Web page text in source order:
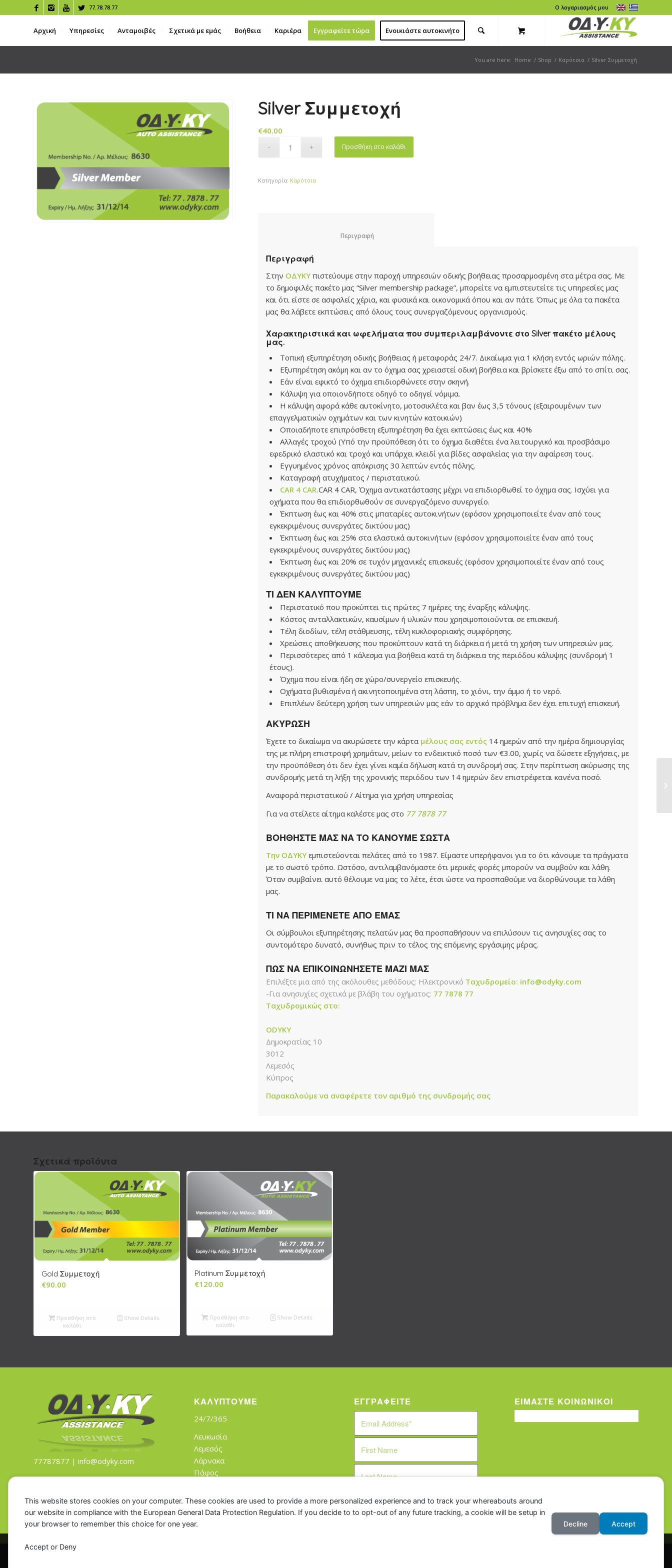
Ο λογαριασμός μου
77.78.78.77
Αρχική Υπηρεσίες Ανταμοιβές Σχετικά με εμάς Βοήθεια Καριέρα Εγγραφείτε τώρα Ενοικιάστε αυτοκινήτο
You are here: Home / Shop / Καρότσια / Silver Συμμετοχή
Silver Συμμετοχή
€40.00
Προσθήκη στο καλάθι
Κατηγορία: Καρότσια
Περιγραφή
Στην ΟΔΥΚΥ πιστεύουμε στην παροχή υπηρεσιών οδικής βοήθειας προσαρμοσμένη στα μέτρα σας. Με
το δημοφιλές πακέτο μας “Silver membership package”, μπορείτε να εμπιστευτείτε τις υπηρεσίες μας
και ότι είστε σε ασφαλείς χέρια, και φυσικά και οικονομικά όπου και αν πάτε. Όπως με όλα τα πακέτα
μας θα λάβετε εκπτώσεις από όλους τους συνεργαζόμενους οργανισμούς.
Χαρακτηριστικά και ωφελήματα που συμπεριλαμβάνοντε στο Silver πακέτο μέλους
μας.
Τοπική εξυπηρέτηση οδικής βοήθειας ή μεταφοράς 24/7. Δικαίωμα για 1 κλήση εντός ωριών πόλης.
Εξυπηρέτηση ακόμη και αν το όχημα σας χρειαστεί οδική βοήθεια και βρίσκετε έξω από το σπίτι σας.
Εάν είναι εφικτό το όχημα επιδιορθώνετε στην σκηνή.
Κάλυψη για οποιονδήποτε οδηγό το οδηγεί νόμιμα.
Η κάλυψη αφορά κάθε αυτοκίνητο, μοτοσικλέτα και βαν έως 3,5 τόνους (εξαιρουμένων των
επαγγελματικών οχημάτων και των κινητών κατοικιών)
Οποιαδήποτε επιπρόσθετη εξυπηρέτηση θα έχει εκπτώσεις έως και 40%
Αλλαγές τροχού (Υπό την προϋπόθεση ότι το όχημα διαθέτει ένα λειτουργικό και προσβάσιμο
εφεδρικό ελαστικό και τροχό και υπάρχει κλειδί για βίδες ασφαλείας για την αφαίρεση τους.
Εγγυημένος χρόνος απόκρισης 30 λεπτών εντός πόλης.
Καταγραφή ατυχήματος / περιστατικού.
CAR 4 CAR.CAR 4 CAR, Όχημα αντικατάστασης μέχρι να επιδιορθωθεί το όχημα σας. Ισχύει για
οχήματα που θα επιδιορθωθούν σε συνεργαζόμενο συνεργείο.
Έκπτωση έως και 40% στις μπαταρίες αυτοκινήτων (εφόσον χρησιμοποιείτε έναν από τους
εγκεκριμένους συνεργάτες δικτύου μας)
Έκπτωση έως και 25% στα ελαστικά αυτοκινήτων (εφόσον χρησιμοποιείτε έναν από τους
εγκεκριμένους συνεργάτες δικτύου μας)
Έκπτωση έως και 20% σε τυχόν μηχανικές επισκευές (εφόσον χρησιμοποιείτε έναν από τους
εγκεκριμένους συνεργάτες δικτύου μας)
ΤΙ ΔΕΝ ΚΑΛΥΠΤΟΥΜΕ
Περιστατικό που προκύπτει τις πρώτες 7 ημέρες της έναρξης κάλυψης.
Κόστος ανταλλακτικών, καυσίμων ή υλικών που χρησιμοποιούνται σε επισκευή.
Τέλη διοδίων, τέλη στάθμευσης, τέλη κυκλοφοριακής συμφόρησης.
Χρεώσεις αποθήκευσης που προκύπτουν κατά τη διάρκεια ή μετά τη χρήση των υπηρεσιών μας.
Περισσότερες από 1 κάλεσμα για βοήθεια κατά τη διάρκεια της περιόδου κάλυψης (συνδρομή 1
έτους).
Όχημα που είναι ήδη σε χώρο/συνεργείο επισκευής.
Οχήματα βυθισμένα ή ακινητοποιημένα στη λάσπη, το χιόνι, την άμμο ή το νερό.
Επιπλέων δεύτερη χρήση των υπηρεσιών μας εάν το αρχικό πρόβλημα δεν έχει επιτυχή επισκευή.
ΑΚΥΡΩΣΗ
Έχετε το δικαίωμα να ακυρώσετε την κάρτα μέλους σας εντός 14 ημερών από την ημέρα δημιουργίας
της με πλήρη επιστροφή χρημάτων, μείων το ενδεικτικό ποσό των €3.00, χωρίς να δώσετε εξηγήσεις, με
την προϋπόθεση ότι δεν έχει γίνει καμία δήλωση κατά τη συνδρομή σας. Στην περίπτωση ακύρωσης της
συνδρομής μετά τη λήξη της χρονικής περιόδου των 14 ημερών δεν επιστρέφεται κανένα ποσό.
Αναφορά περιστατικού / Αίτημα για χρήση υπηρεσίας
Για να στείλετε αίτημα καλέστε μας στο 77 7878 77
ΒΟΗΘΗΣΤΕ ΜΑΣ ΝΑ ΤΟ ΚΑΝΟΥΜΕ ΣΩΣΤΑ
Την ΟΔΥΚΥεμπιστεύονται πελάτες από το 1987. Είμαστε υπερήφανοι για το ότι κάνουμε τα πράγματα
με το σωστό τρόπο. Ωστόσο, αντιλαμβανόμαστε ότι μερικές φορές μπορούν να συμβούν και λάθη.
Όταν συμβαίνει αυτό θέλουμε να μας το λέτε, έτσι ώστε να προσπαθούμε να διορθώνουμε τα λάθη
μας.
ΤΙ ΝΑ ΠΕΡΙΜΕΝΕΤΕ ΑΠΟ ΕΜΑΣ
Οι σύμβουλοι εξυπηρέτησης πελατών μας θα προσπαθήσουν να επιλύσουν τις ανησυχίες σας το
συντομότερο δυνατό, συνήθως πριν το τέλος της επόμενης εργάσιμης μέρας.
ΠΩΣ ΝΑ ΕΠΙΚΟΙΝΩΝΗΣΕΤΕ ΜΑΖΙ ΜΑΣ
Επιλέξτε μια από της ακόλουθες μεθόδους: Ηλεκτρονικό Ταχυδρομείο: info@odyky.com
-Για ανησυχίες σχετικά με βλάβη του οχήματος: 77 7878 77
Ταχυδρομικώς στο:
ODYKY
Δημοκρατίας 10
3012
Λεμεσός
Κύπρος
Παρακαλούμε να αναφέρετε τον αριθμό της συνδρομής σας
Σχετικά προϊόντα
Gold Συμμετοχή
€90.00
Προσθήκη στο
καλάθι
Show Details
Platinum Συμμετοχή
€120.00
Προσθήκη στο
καλάθι
Show Details
77787877 | info@odyky.com
ΚΑΛΥΠΤΟΥΜΕ
24/7/365
Λευκωσία
Λεμεσός
Λάρνακα
Πάφος
Τρόοδος
ΕΓΓΡΑΦΕΙΤΕ ΕΙΜΑΣΤΕ ΚΟΙΝΩΝΙΚΟΙ
This website stores cookies on your computer. These cookies are used to provide a more personalized experience and to track your whereabouts around
our website in compliance with the European General Data Protection Regulation. If you decide to to opt-out of any future tracking, a cookie will be setup in
your browser to remember this choice for one year.
Accept or Deny
Decline Accept